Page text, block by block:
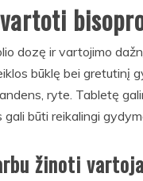
dozę ir vartojimo
būklę bei gretutinį
ryte. Tabletę
gali būti reikalingi
žinoti